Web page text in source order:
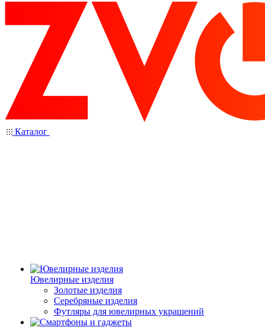
Каталог
Ювелирные изделия
Золотые изделия
Серебряные изделия
Футляры для ювелирных украшений